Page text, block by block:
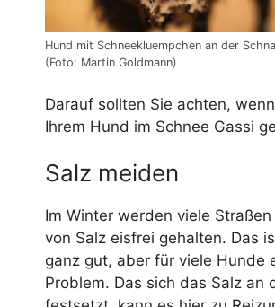
Hund mit Schneekluempchen an der
(Foto: Martin Goldmann)
Darauf sollten Sie achten,
Ihrem Hund im Schnee Gassi
Salz meiden
Im Winter werden viele
von Salz eisfrei gehalten. Das
ganz gut, aber für viele Hunde
Problem. Das sich das Salz an